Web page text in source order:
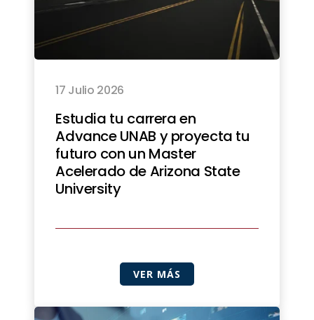
17 Julio 2026
Estudia tu carrera en
Advance UNAB y proyecta tu
futuro con un Master
Acelerado de Arizona State
University
VER MÁS